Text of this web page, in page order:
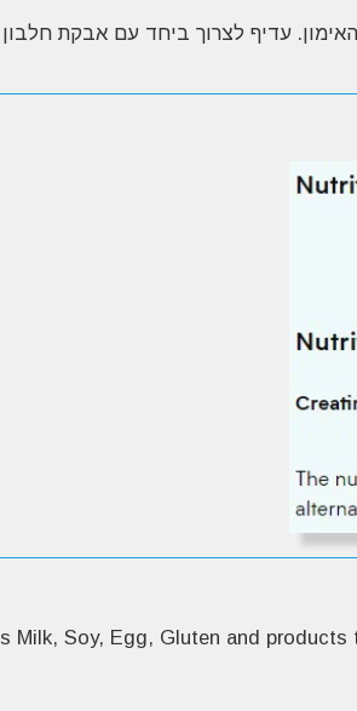
חלב מיד לאחר האימון. עדיף לצרוך ביחד עם